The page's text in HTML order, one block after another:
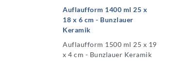
Auflaufform 1400 ml 25 x
18 x 6 cm - Bunzlauer
Keramik
Auflaufform 1500 ml 25 x 19
x 4 cm - Bunzlauer Keramik